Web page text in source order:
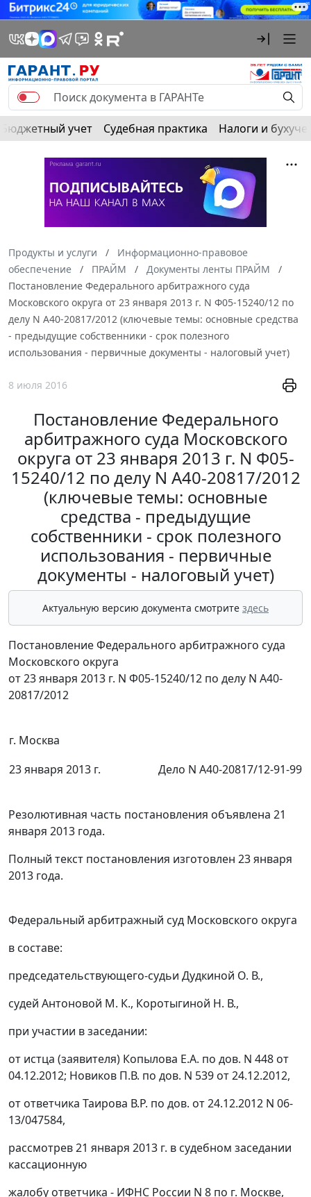
Бюджетный учет Судебная практика Налоги и
Продукты и услуги
Информационно-правовое
обеспечение
ПРАЙМ
Документы ленты ПРАЙМ
Постановление Федерального арбитражного суда
Московского округа от 23 января 2013 г. N Ф05-15240/12 по
делу N А40-20817/2012 (ключевые темы: основные средства
- предыдущие собственники - срок полезного
использования - первичные документы - налоговый учет)
8 июля 2016
Постановление Федерального
арбитражного суда Московского
округа от 23 января 2013 г. N Ф05-
15240/12 по делу N А40-20817/2012
(ключевые темы: основные
средства - предыдущие
собственники - срок полезного
использования - первичные
документы - налоговый учет)
Актуальную версию документа смотрите здесь
Постановление Федерального арбитражного суда
Московского округа
от 23 января 2013 г. N Ф05-15240/12 по делу N А40-
20817/2012
г. Москва
23 января 2013 г.
Дело N А40-20817/12-91-99
Резолютивная часть постановления объявлена 21
января 2013 года.
Полный текст постановления изготовлен 23 января
2013 года.
Федеральный арбитражный суд Московского округа
в составе:
председательствующего-судьи Дудкиной О. В.,
судей Антоновой М. К., Коротыгиной Н. В.,
при участии в заседании:
от истца (заявителя) Копылова Е.А. по дов. N 448 от
04.12.2012; Новиков П.В. по дов. N 539 от 24.12.2012,
от ответчика Таирова В.Р. по дов. от 24.12.2012 N 06-
13/047584,
рассмотрев 21 января 2013 г. в судебном заседании
кассационную
жалобу ответчика - ИФНС России N 8 по г. Москве,